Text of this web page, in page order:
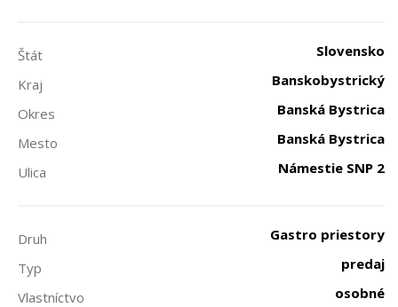
Štát
Slovensko
Kraj
Banskobystrický
Okres
Banská Bystrica
Mesto
Banská Bystrica
Ulica
Námestie SNP 2
Druh
Gastro priestory
Typ
predaj
Vlastníctvo
osobné